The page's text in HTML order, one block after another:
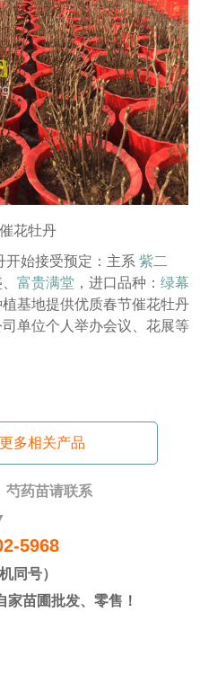
花牡丹
开始接受预定：主系紫二
、富贵满堂 ，进口品种：绿幕
植基地提供优质春节催花牡丹
单位个人举办会议、花展等
多相关产品
芍药苗请联系
5968
同号）
家苗圃批发、零售！